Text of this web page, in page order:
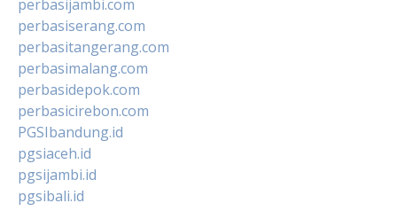
perbasijambi.com
perbasiserang.com
perbasitangerang.com
perbasimalang.com
perbasidepok.com
perbasicirebon.com
PGSIbandung.id
pgsiaceh.id
pgsijambi.id
pgsibali.id